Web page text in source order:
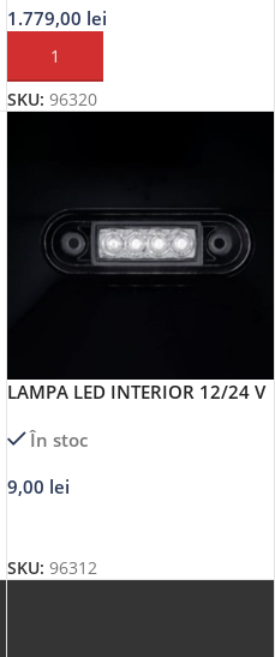
1.779,00 lei
ADAUGĂ ÎN COȘ
SKU: 96320
LAMPA LED INTERIOR 12/24 V
În stoc
9,00 lei
SKU: 96312